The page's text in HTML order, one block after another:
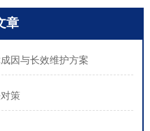
章
因与长效维护方案
策